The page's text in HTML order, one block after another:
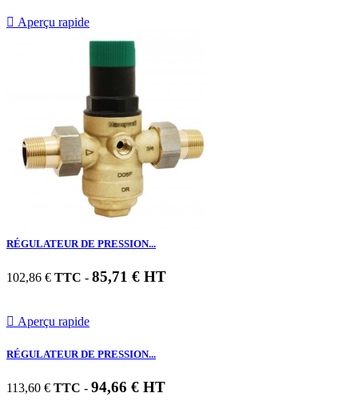
 Aperçu rapide
RÉGULATEUR DE PRESSION...
102,86 € TTC - 85,71 € HT
 Aperçu rapide
RÉGULATEUR DE PRESSION...
113,60 € TTC - 94,66 € HT